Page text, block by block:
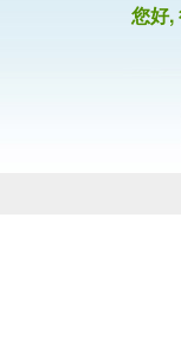
您好,